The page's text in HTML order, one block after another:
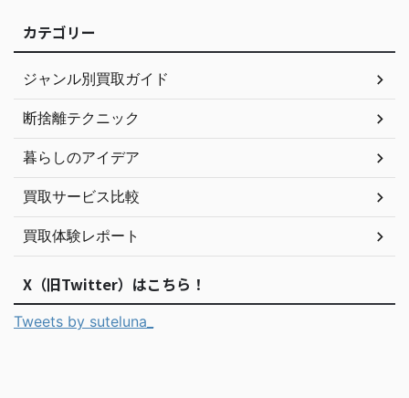
カテゴリー
ジャンル別買取ガイド
断捨離テクニック
暮らしのアイデア
買取サービス比較
買取体験レポート
X（旧Twitter）はこちら！
Tweets by suteluna_